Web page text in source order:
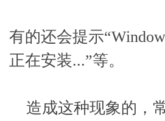
有的还会提示
正在安装...”等。
造成这种现象的，